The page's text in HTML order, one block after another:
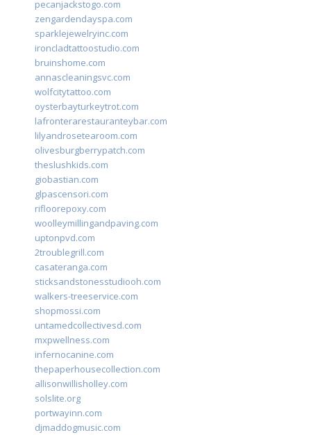
pecanjackstogo.com
zengardendayspa.com
sparklejewelryinc.com
ironcladtattoostudio.com
bruinshome.com
annascleaningsvc.com
wolfcitytattoo.com
oysterbayturkeytrot.com
lafronterarestauranteybar.com
lilyandrosetearoom.com
olivesburgberrypatch.com
theslushkids.com
giobastian.com
glpascensori.com
rifloorepoxy.com
woolleymillingandpaving.com
uptonpvd.com
2troublegrill.com
casateranga.com
sticksandstonesstudiooh.com
walkers-treeservice.com
shopmossi.com
untamedcollectivesd.com
mxpwellness.com
infernocanine.com
thepaperhousecollection.com
allisonwillisholley.com
solslite.org
portwayinn.com
djmaddogmusic.com